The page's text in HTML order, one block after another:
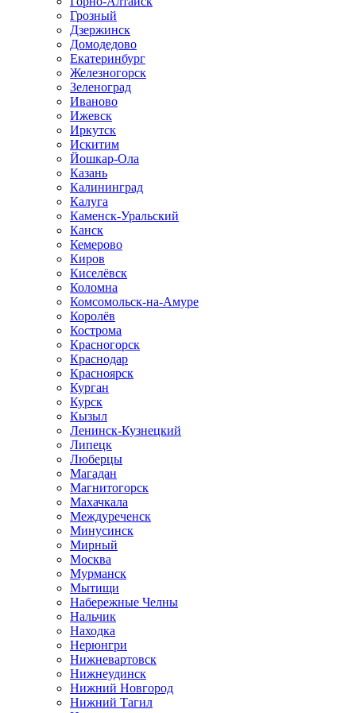
Грозный
Дзержинск
Домодедово
Екатеринбург
Железногорск
Зеленоград
Иваново
Ижевск
Иркутск
Искитим
Йошкар-Ола
Казань
Калининград
Калуга
Каменск-Уральский
Канск
Кемерово
Киров
Киселёвск
Коломна
Комсомольск-на-Амуре
Королёв
Кострома
Красногорск
Краснодар
Красноярск
Курган
Курск
Кызыл
Ленинск-Кузнецкий
Липецк
Люберцы
Магадан
Магнитогорск
Махачкала
Междуреченск
Минусинск
Мирный
Москва
Мурманск
Мытищи
Набережные Челны
Нальчик
Находка
Нерюнгри
Нижневартовск
Нижнеудинск
Нижний Новгород
Нижний Тагил